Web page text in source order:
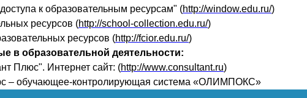
к образовательным ресурсам" (http://window.edu.ru/)
ресурсов (http://school-collection.edu.ru/)
ресурсов (http://fcior.edu.ru/)
в образовательной деятельности:
Плюс". Интернет сайт: (http://www.consultant.ru)
– обучающее-контролирующая система «ОЛИМПОКС»